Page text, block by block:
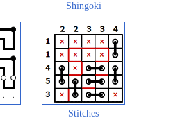
Shingoki
Stitches